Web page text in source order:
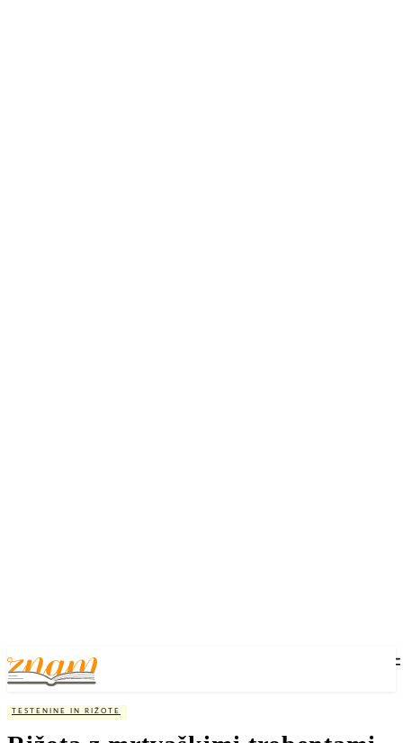
TESTENINE IN RIŽOTE